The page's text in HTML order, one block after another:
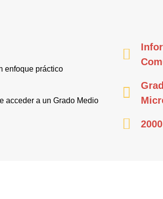
enfoque práctico
acceder a un Grado Medio